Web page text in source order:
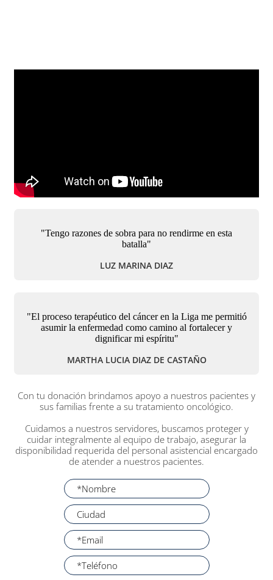
"Tengo razones de sobra para no rendirme en esta
batalla"
LUZ MARINA DIAZ
"El proceso terapéutico del cáncer en la Liga me permitió
asumir la enfermedad como camino al fortalecer y
dignificar mi espíritu"
MARTHA LUCIA DIAZ DE CASTAÑO
Con tu donación brindamos apoyo a nuestros pacientes y
sus familias frente a su tratamiento oncológico.
Cuidamos a nuestros servidores, buscamos proteger y
cuidar integralmente al equipo de trabajo, asegurar la
disponibilidad requerida del personal asistencial encargado
de atender a nuestros pacientes.